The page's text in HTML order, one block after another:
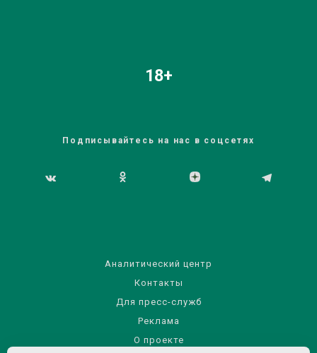
18+
Подписывайтесь на нас в соцсетях
Аналитический центр
Контакты
Для пресс-служб
Реклама
О проекте